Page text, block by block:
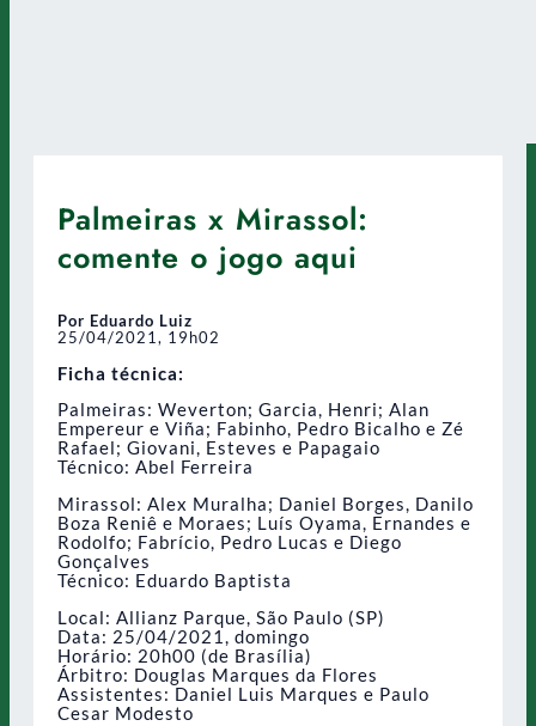
Palmeiras x Mirassol:
comente o jogo aqui
Por Eduardo Luiz
25/04/2021, 19h02
Ficha técnica:
Palmeiras: Weverton; Garcia, Henri; Alan
Empereur e Viña; Fabinho, Pedro Bicalho e Zé
Rafael; Giovani, Esteves e Papagaio
Técnico: Abel Ferreira
Mirassol: Alex Muralha; Daniel Borges, Danilo
Boza Reniê e Moraes; Luís Oyama, Ernandes e
Rodolfo; Fabrício, Pedro Lucas e Diego
Gonçalves
Técnico: Eduardo Baptista
Local: Allianz Parque, São Paulo (SP)
Data: 25/04/2021, domingo
Horário: 20h00 (de Brasília)
Árbitro: Douglas Marques da Flores
Assistentes: Daniel Luis Marques e Paulo
Cesar Modesto